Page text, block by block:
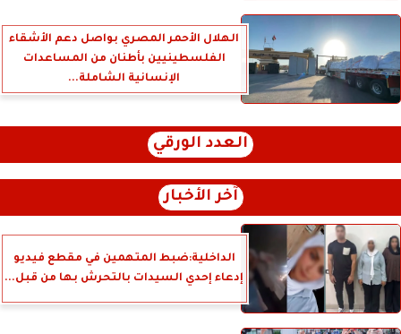
الهلال الأحمر المصري بواصل دعم الأشقاء
الفلسطينيين بأطنان من المساعدات
الإنسانية الشاملة...
العدد الورقي
آخر الأخبار
الداخلية:ضبط المتهمين في مقطع فيديو
إدعاء إحدي السيدات بالتحرش بها من قبل...